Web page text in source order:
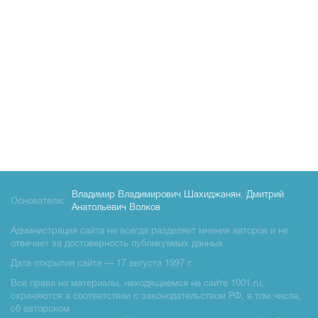
Основатели:
Владимир Владимирович Шахиджанян, Дмитрий
Анатольевич Волков
Администрация сайта не всегда разделяет мнения авторов и не
отвечает за достоверность публикуемых данных.
Дата открытия сайта — 17 августа 1997 г.
Все права на материалы, находящиемся на сайте 1001.ru,
охраняются в соответствии с законодательством РФ, в том числе,
об авторском